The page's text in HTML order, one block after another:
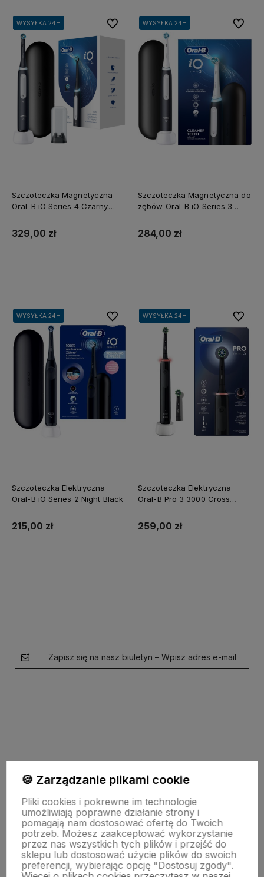
WYSYŁKA 24H
WYSYŁKA 24H
WYSYŁKA 24H
Szczoteczka Magnetyczna
Oral-B iO Series 4 Czarny
329,00 zł
Do ulubionychWYSYŁKA 24H
Szczoteczka Magnetyczna do
zębów Oral-B iO Series 3
284,00 zł
Do
WYSYŁKA 24H
Szczoteczka Elektryczna
Oral-B iO Series 2 Night Black
215,00 zł
Do ulubionychWYSYŁKA 24H
WYSYŁKA 24H
WYSYŁKA 24H
Szczoteczka Elektryczna
Oral-B Pro 3 3000 Cross
259,00 zł
Do
Zapisz się na nasz biuletyn – Wpisz adres e-mail
Moje konto
Płatności i dostawa
🍪 Zarządzanie plikami cookie
Pliki cookies i pokrewne im technologie
umożliwiają poprawne działanie strony i
pomagają nam dostosować ofertę do Twoich
potrzeb. Możesz zaakceptować wykorzystanie
przez nas wszystkich tych plików i przejść do
sklepu lub dostosować użycie plików do swoich
preferencji, wybierając opcję "Dostosuj zgody".